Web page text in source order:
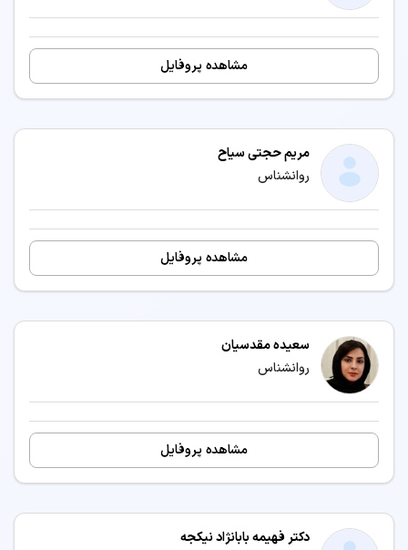
مشاهده پروفایل
مریم حجتی سیاح
روانشناس
مشاهده پروفایل
سعیده مقدسیان
روانشناس
مشاهده پروفایل
دکتر فهیمه بابانژاد نیکجه